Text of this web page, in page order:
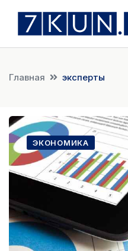
Главная эксперты
ЭКОНОМИКА